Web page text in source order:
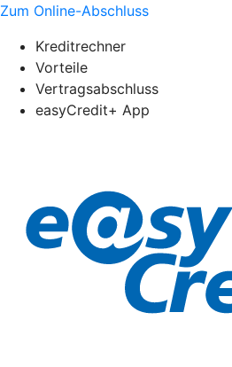
Zum Online-Abschluss
Kreditrechner
Vorteile
Vertragsabschluss
easyCredit+ App